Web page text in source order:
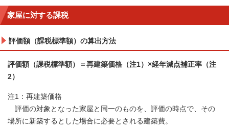
家屋に対する課税
評価額（課税標準額）の算出方法
評価額（課税標準額）＝再建築価格（注1）×経年減点補正率（注
2）
注1：再建築価格
評価の対象となった家屋と同一のものを、評価の時点で、その
場所に新築するとした場合に必要とされる建築費。